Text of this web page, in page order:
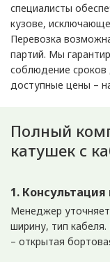
специалисты
кузове,
Перевозка
партий. Мы
соблюдение
доступные цены –
Полный
катушек с
1.
Менеджер
ширину, тип
– открытая